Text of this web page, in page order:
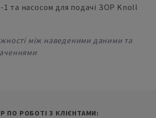
1 та насосом для подачі ЗОР Knoll
між наведеними даними та
ПО РОБОТІ З КЛІЄНТАМИ: